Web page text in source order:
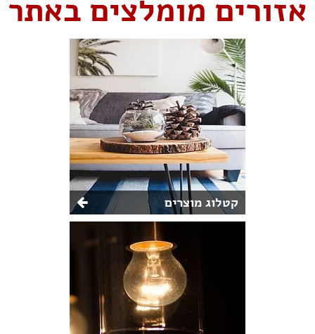
אזורים מומלצים באתר
קטלוג מוצרים